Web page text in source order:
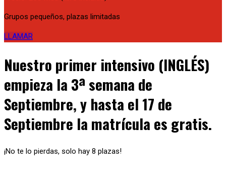
Grupos pequeños, plazas limitadas
LLAMAR
Nuestro primer intensivo (INGLÉS)
empieza la 3ª semana de
Septiembre, y hasta el 17 de
Septiembre la matrícula es gratis.
¡No te lo pierdas, solo hay 8 plazas!